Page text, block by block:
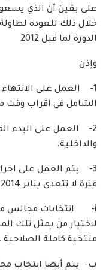
على يقين أن الذي
خلال ذلك للعودة
الدورة لما قبل 2012
وإذن
1- العمل على
الشامل في اقراب وقت
2- العمل على البدء
والداخلية.
3- يتم العمل على
فترة لا تتعدى يناير 2014 تشمل :
أ‌- انتخابات مجالس
لاختيار من يمثل تلك
منتخبة كاملة الصلاحية
ب‌- يتم أيضا انتخاب